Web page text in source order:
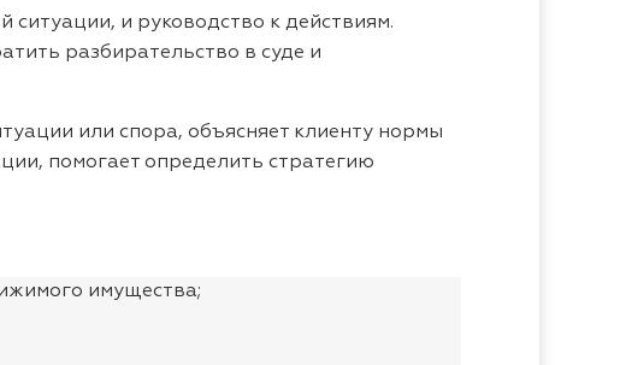
и руководство к действиям.
разбирательство в суде и
или спора, объясняет клиенту нормы
помогает определить стратегию
имущества;